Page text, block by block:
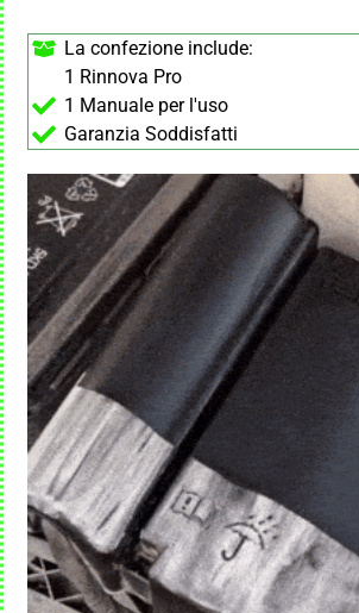
La confezione include:
1 Rinnova Pro
1 Manuale per l'uso
Garanzia Soddisfatti